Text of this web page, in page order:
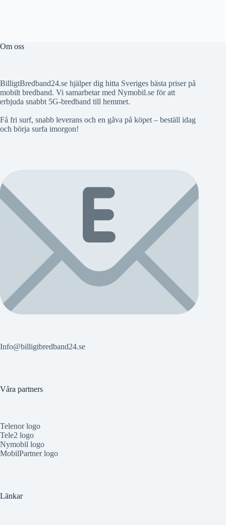
Om oss
BilligtBredband24.se hjälper dig hitta Sveriges bästa priser på
mobilt bredband. Vi samarbetar med Nymobil.se för att
erbjuda snabbt 5G-bredband till hemmet.
Få fri surf, snabb leverans och en gåva på köpet – beställ idag
och börja surfa imorgon!
Info@billigtbredband24.se
Våra partners
Telenor logo
Tele2 logo
Nymobil logo
MobilPartner logo
Länkar